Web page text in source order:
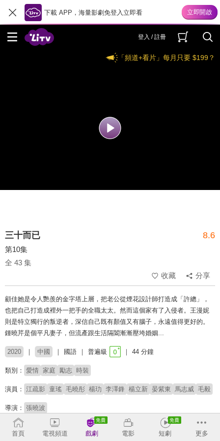
下載 APP，海量影劇免登入立即看
登入 / 註冊
「頻道+看片」每月只要 $199？
三十而已 8.6
第10集
全 43 集
收藏
分享
顧佳她是令人艷羨的金字塔上層，把老公從煙花設計師打造成「許總」，
也把自己打造成裡外一把手的全職太太。然而這個家有了入侵者。王漫妮
則是特立獨行的叛逆者，深信自己既有顏值又有腦子，永遠值得更好的。
鍾曉芹是個平凡妻子，但流產跟生活隔闔漸漸壓垮婚姻...
2020 中國 國語 普遍級 44 分鐘
類別： 愛情 家庭 勵志 時裝
演員： 江疏影 童瑤 毛曉彤 楊玏 李澤鋒 楊立新 晏紫東 馬志威 毛毅
導演： 張曉波
首頁 電視頻道 戲劇 電影 短劇 更多